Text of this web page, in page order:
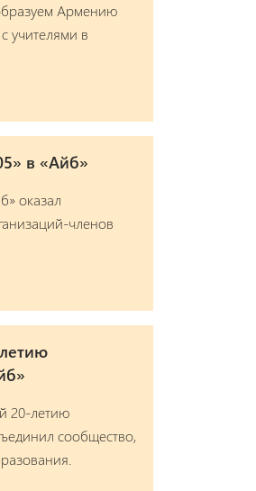
Армению
учителями в
в «Айб»
оказал
членов
20-летию
сообщество,